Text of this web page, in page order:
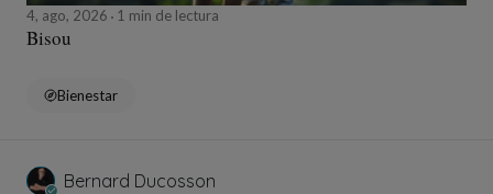
4, ago, 2026 1 min de lectura
Bisou
Bienestar
Bernard Ducosson